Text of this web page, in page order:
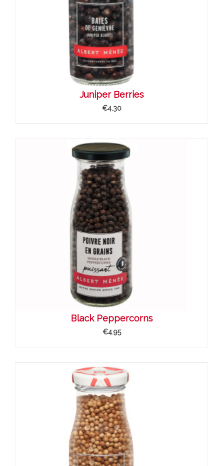
Juniper Berries
€4.30
Black Peppercorns
€4.95